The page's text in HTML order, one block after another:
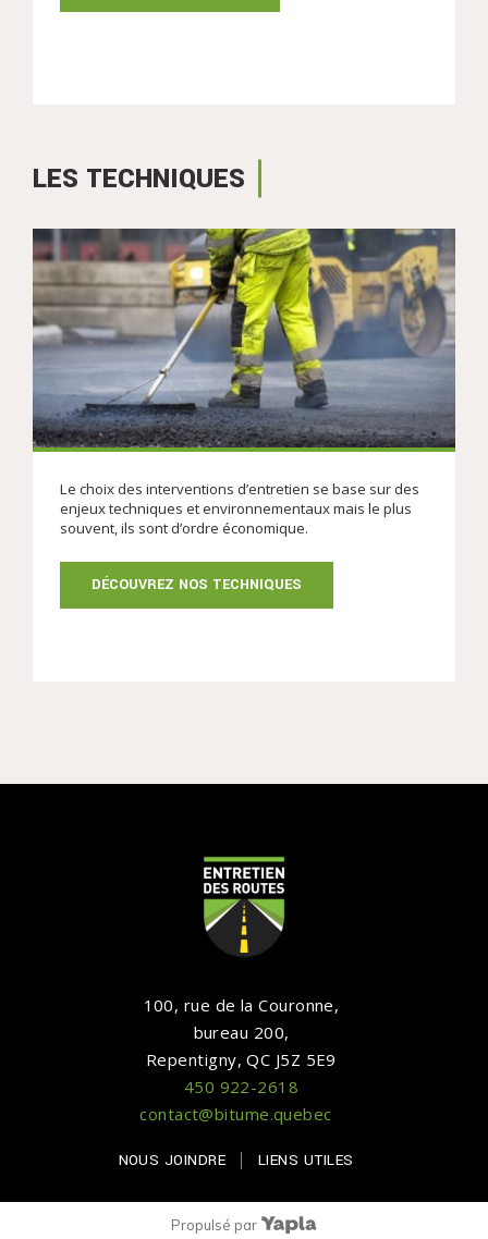
LES TECHNIQUES
Le choix des interventions d’entretien se base sur des
enjeux techniques et environnementaux mais le plus
souvent, ils sont d’ordre économique.
DÉCOUVREZ NOS TECHNIQUES
100, rue de la Couronne,
bureau 200,
Repentigny, QC J5Z 5E9
450 922-2618
contact@bitume.quebec
NOUS JOINDRE LIENS UTILES
Propulsé par